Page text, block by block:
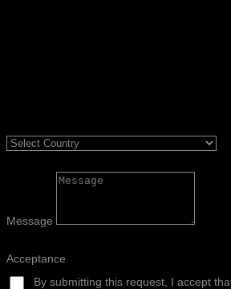
Message
Acceptance
By submitting this request, I accept